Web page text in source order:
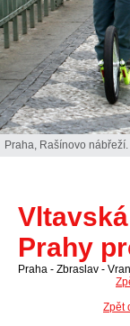
Praha, Rašínovo nábřeží.
Prahy
Praha - Zbraslav -
Zpět